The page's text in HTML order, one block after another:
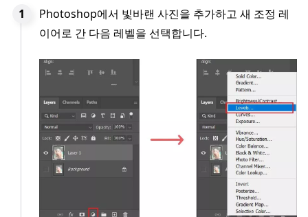
Photoshop에서 빛바랜 사진을 추가하고 새 조정 레
이어로 간 다음 레벨을 선택합니다.